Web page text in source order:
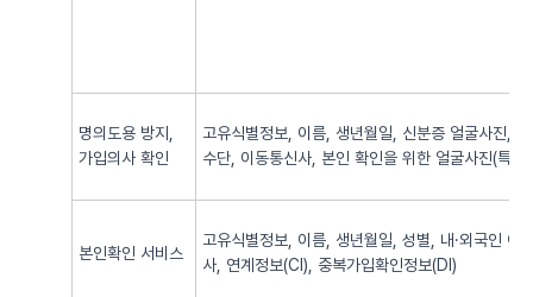
명의도용 방지,
가입의사 확인
고유식별정보, 이름, 생년월일, 신분증 얼굴사진,
수단, 이동통신사, 본인 확인을 위한 얼굴사진(특징
본인확인 서비스
고유식별정보, 이름, 생년월일, 성별, 내·외국인
사, 연계정보(CI), 중복가입확인정보(DI)